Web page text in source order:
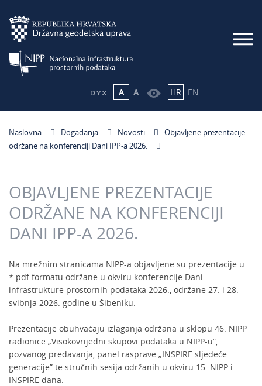
A A HR EN
Naslovna Događanja Novosti
Objavljene prezentacije
održane na konferenciji Dani IPP-a 2026.
OBJAVLJENE PREZENTACIJE
ODRŽANE NA KONFERENCIJI
DANI IPP-A 2026.
Na mrežnim stranicama NIPP-a objavljene su prezentacije u
*.pdf formatu održane u okviru konferencije Dani
infrastrukture prostornih podataka 2026., održane 27. i 28.
svibnja 2026. godine u Šibeniku.
Prezentacije obuhvaćaju izlaganja održana u sklopu 46. NIPP
radionice „Visokovrijedni skupovi podataka u NIPP-u”,
pozvanog predavanja, panel rasprave „INSPIRE sljedeće
generacije” te stručnih sesija održanih u okviru 15. NIPP i
INSPIRE dana.